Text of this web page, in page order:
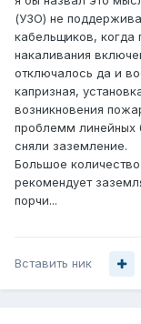
(УЗО) не
кабельщиков, когда
накаливания
отключалось да и
капризная,
возникновения
проблемм линейных
сняли заземление.
Большое
рекомендует
порчи...
Вставить ник